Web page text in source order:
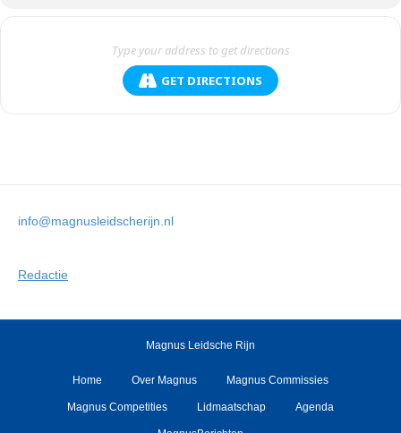
GET DIRECTIONS
info@magnusleidscherijn.nl
Redactie
Magnus Leidsche Rijn
Home Over Magnus Magnus Commissies
Magnus Competities Lidmaatschap Agenda